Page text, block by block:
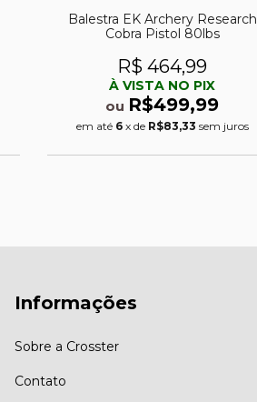
Balestra EK Archery Research
Cobra Pistol 80lbs
R$ 464,99
À VISTA NO PIX
ou R$499,99
em até 6 x de R$83,33 sem juros
Informações
Sobre a Crosster
Contato